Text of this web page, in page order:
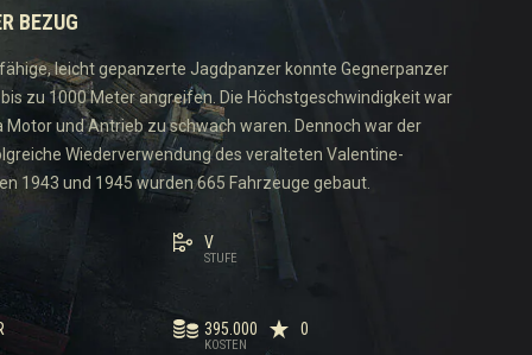
BEZUG
leicht gepanzerte Jagdpanzer konnte Gegnerpanzer
zu 1000 Meter angreifen. Die Höchstgeschwindigkeit war
Motor und Antrieb zu schwach waren. Dennoch war der
Wiederverwendung des veralteten Valentine-
1943 und 1945 wurden 665 Fahrzeuge gebaut.
STUFE
V
KOSTEN
395.000 0